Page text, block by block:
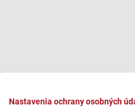
Nastavenia ochrany osobných